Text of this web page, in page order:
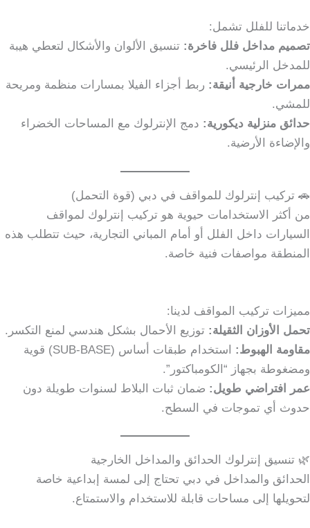
خدماتنا للفلل تشمل:
تصميم مداخل فلل فاخرة: تنسيق الألوان والأشكال لتعطي هيبة
للمدخل الرئيسي.
ممرات خارجية أنيقة: ربط أجزاء الفيلا بمسارات منظمة ومريحة
للمشي.
حدائق منزلية ديكورية: دمج الإنترلوك مع المساحات الخضراء
والإضاءة الأرضية.
🚗 تركيب إنترلوك للمواقف في دبي (قوة التحمل)
من أكثر الاستخدامات حيوية هو تركيب إنترلوك لمواقف
السيارات داخل الفلل أو أمام المباني التجارية، حيث تتطلب هذه
المنطقة مواصفات فنية خاصة.
مميزات تركيب المواقف لدينا:
تحمل الأوزان الثقيلة: توزيع الأحمال بشكل هندسي لمنع التكسر.
مقاومة الهبوط:
استخدام طبقات أساس (SUB-BASE) قوية
ومضغوطة بجهاز “الكومباكتور”.
عمر افتراضي طويل: ضمان ثبات البلاط لسنوات طويلة دون
حدوث أي تموجات في السطح.
🌿 تنسيق إنترلوك الحدائق والمداخل الخارجية
الحدائق والمداخل في دبي تحتاج إلى لمسة إبداعية خاصة
لتحويلها إلى مساحات قابلة للاستخدام والاستمتاع.